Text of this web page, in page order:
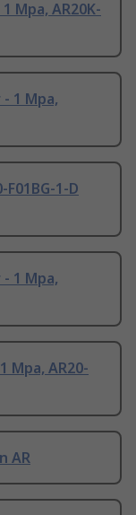
Mpa, AR20K-
1 Mpa,
1-D
1 Mpa,
Mpa, AR20-
AR